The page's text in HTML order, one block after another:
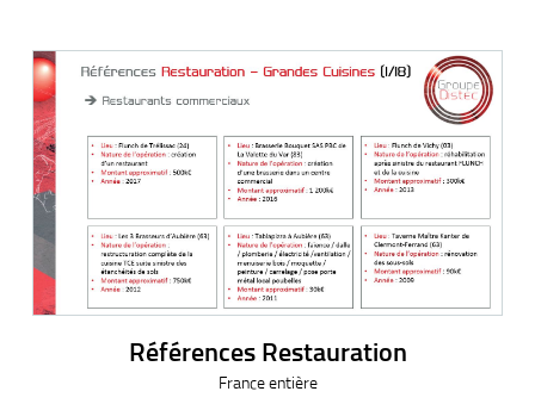
Références Restauration
France entière